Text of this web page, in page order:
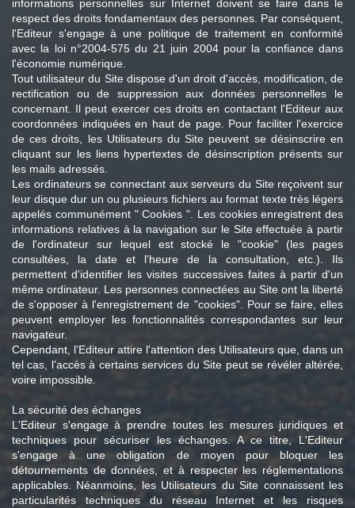
informations personnelles sur Internet doivent se faire dans le
respect des droits fondamentaux des personnes. Par conséquent,
l'Editeur s'engage à une politique de traitement en conformité
avec la loi n°2004-575 du 21 juin 2004 pour la confiance dans
l'économie numérique.
Tout utilisateur du Site dispose d'un droit d'accès, modification, de
rectification ou de suppression aux données personnelles le
concernant. Il peut exercer ces droits en contactant l'Editeur aux
coordonnées indiquées en haut de page. Pour faciliter l'exercice
de ces droits, les Utilisateurs du Site peuvent se désinscrire en
cliquant sur les liens hypertextes de désinscription présents sur
les mails adressés.
Les ordinateurs se connectant aux serveurs du Site reçoivent sur
leur disque dur un ou plusieurs fichiers au format texte très légers
appelés communément " Cookies ". Les cookies enregistrent des
informations relatives à la navigation sur le Site effectuée à partir
de l'ordinateur sur lequel est stocké le "cookie" (les pages
consultées, la date et l'heure de la consultation, etc.). Ils
permettent d'identifier les visites successives faites à partir d'un
même ordinateur. Les personnes connectées au Site ont la liberté
de s'opposer à l'enregistrement de "cookies". Pour se faire, elles
peuvent employer les fonctionnalités correspondantes sur leur
navigateur.
Cependant, l'Editeur attire l'attention des Utilisateurs que, dans un
tel cas, l'accès à certains services du Site peut se révéler altérée,
voire impossible.
La sécurité des échanges
L'Editeur s'engage à prendre toutes les mesures juridiques et
techniques pour sécuriser les échanges. A ce titre, L'Editeur
s'engage à une obligation de moyen pour bloquer les
détournements de données, et à respecter les réglementations
applicables. Néanmoins, les Utilisateurs du Site connaissent les
particularités techniques du réseau Internet et les risques